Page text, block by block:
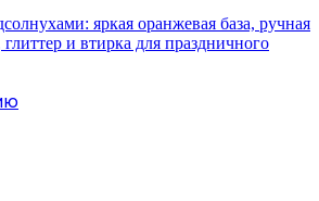
яркая оранжевая база, ручная
и втирка для праздничного